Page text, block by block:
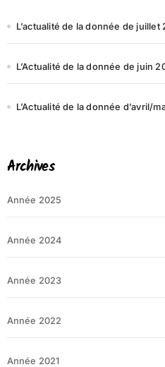
L’actualité de la donnée de juillet
L’Actualité de la donnée de juin
L’Actualité de la donnée d’avril/
Archives
Année 2025
Année 2024
Année 2023
Année 2022
Année 2021